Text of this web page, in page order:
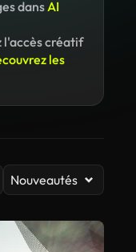
dansAI
l'accès créatif
les
Nouveautés